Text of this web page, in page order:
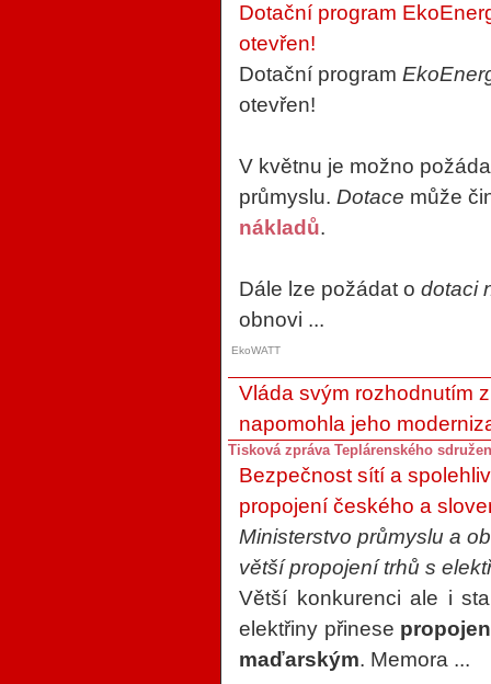
Dotační program
otevřen!
Dotační program
otevřen!
V květnu je možno
průmyslu.Dotace může
nákladů.
Dále lze požádat odotaci
obnovi ...
EkoWATT
Vláda svým rozhodnutím
napomohla jeho
Tisková zpráva Teplárenského
Bezpečnost sítí a
propojení českého a
Ministerstvo průmyslu a
větší propojení trhů s
Větší konkurenci ale i
elektřiny přinese
maďarským. Memora ...